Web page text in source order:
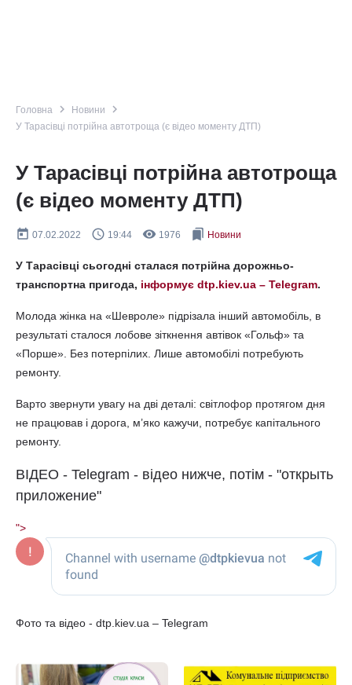
Головна navigate_next Новини navigate_next
У Тарасівці потрійна автотроща (є відео моменту ДТП)
У Тарасівці потрійна автотроща
(є відео моменту ДТП)
today 07.02.2022 query_builder 19:44 remove_red_eye 1976 bookmarks Новини
У Тарасівці сьогодні сталася потрійна дорожньо-
транспортна пригода, інформує dtp.kiev.ua – Telegram.
Молода жінка на «Шевроле» підрізала інший автомобіль, в
результаті сталося лобове зіткнення автівок «Гольф» та
«Порше». Без потерпілих. Лише автомобілі потребують
ремонту.
Варто звернути увагу на дві деталі: світлофор протягом дня
не працював і дорога, м’яко кажучи, потребує капітального
ремонту.
ВІДЕО - Telegram - відео нижче, потім - "открыть
приложение"
">
Фото та відео - dtp.kiev.ua – Telegram